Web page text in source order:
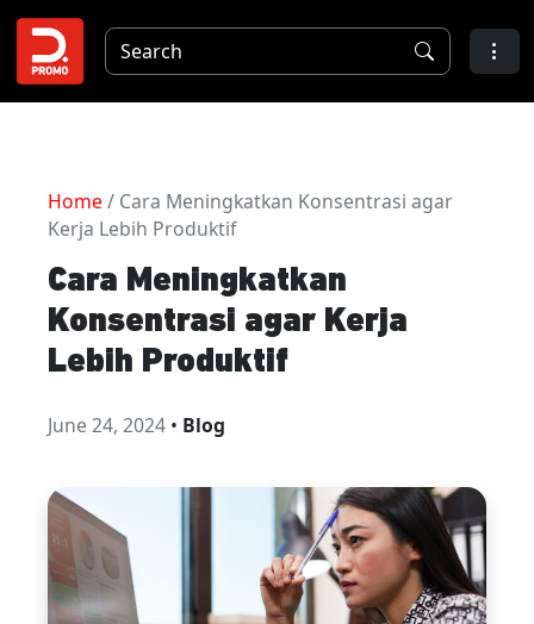
Home / Cara Meningkatkan Konsentrasi agar
Kerja Lebih Produktif
Cara Meningkatkan
Konsentrasi agar Kerja
Lebih Produktif
June 24, 2024 • Blog